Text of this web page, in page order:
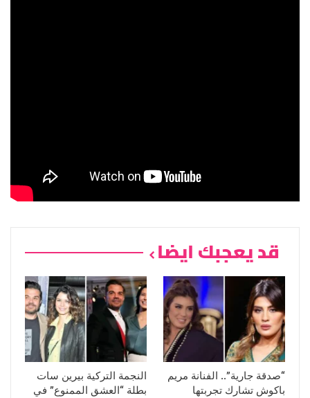
قد يعجبك ايضا
“صدقة جارية”.. الفنانة مريم
باكوش تشارك تجربتها
النجمة التركية بيرين سات
بطلة “العشق الممنوع” في